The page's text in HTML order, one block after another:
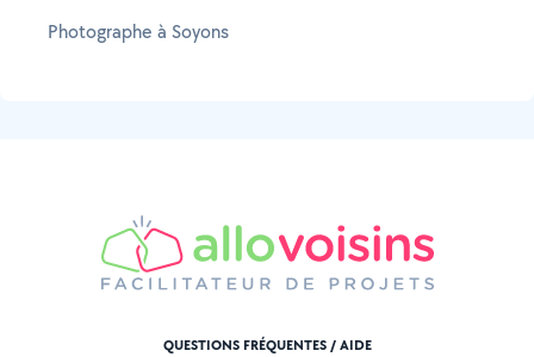
Photographe à Soyons
QUESTIONS FRÉQUENTES / AIDE